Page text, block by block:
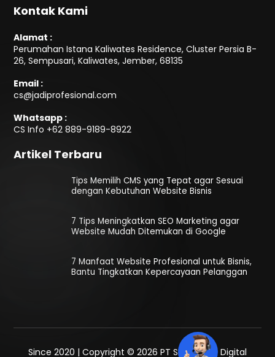
Kontak Kami
Alamat :
Perumahan Istana Kaliwates Residence, Cluster Persia B-
26, Sempusari, Kaliwates, Jember, 68135
Email :
cs@jadiprofesional.com
Whatsapp :
CS Info +62 889-9189-8922
Artikel Terbaru
Tips Memilih CMS yang Tepat agar Sesuai
dengan Kebutuhan Website Bisnis
7 Tips Meningkatkan SEO Marketing agar
Website Mudah Ditemukan di Google
7 Manfaat Website Profesional untuk Bisnis,
Bantu Tingkatkan Kepercayaan Pelanggan
Since 2020 | Copyright © 2026 PT SEO Media Digital